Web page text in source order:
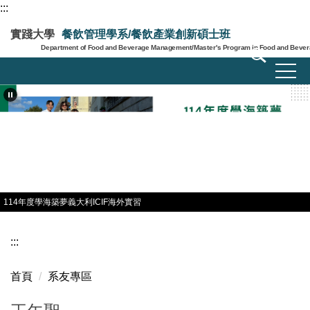
跳
到
主
要
容
區
:::
實踐大學 餐飲管理學系/餐飲產業創新碩士班
Department of Food and Beverage Management/Master's Program in Food and
114年度學海築夢義大利ICIF海外實習
:::
首頁 系友專區